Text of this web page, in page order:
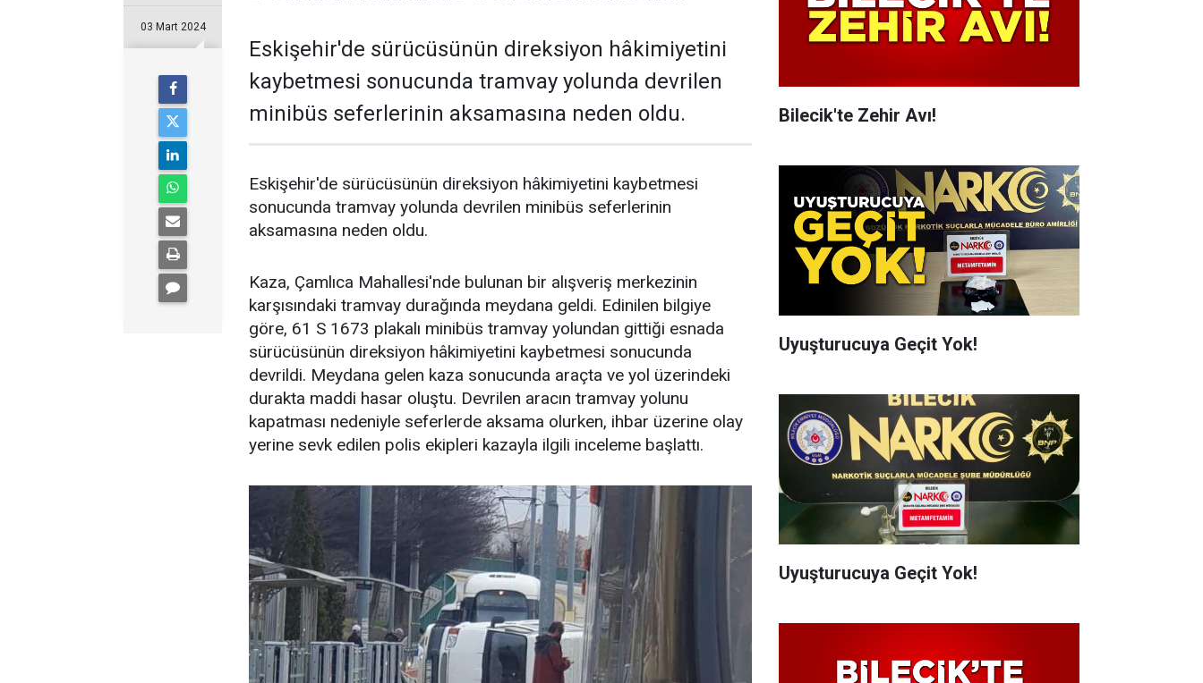
03 Mart 2024
Eskişehir'de sürücüsünün direksiyon hâkimiyetini
kaybetmesi sonucunda tramvay yolunda devrilen
minibüs seferlerinin aksamasına neden oldu.
Eskişehir'de sürücüsünün direksiyon hâkimiyetini kaybetmesi
sonucunda tramvay yolunda devrilen minibüs seferlerinin
aksamasına neden oldu.
Kaza, Çamlıca Mahallesi'nde bulunan bir alışveriş merkezinin
karşısındaki tramvay durağında meydana geldi. Edinilen bilgiye
göre, 61 S 1673 plakalı minibüs tramvay yolundan gittiği esnada
sürücüsünün direksiyon hâkimiyetini kaybetmesi sonucunda
devrildi. Meydana gelen kaza sonucunda araçta ve yol üzerindeki
durakta maddi hasar oluştu. Devrilen aracın tramvay yolunu
kapatması nedeniyle seferlerde aksama olurken, ihbar üzerine olay
yerine sevk edilen polis ekipleri kazayla ilgili inceleme başlattı.
Bilecik'te Zehir Avı!
Uyuşturucuya Geçit Yok!
Uyuşturucuya Geçit Yok!